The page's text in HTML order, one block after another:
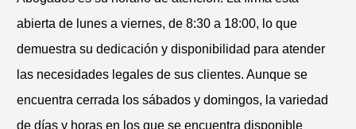
abierta de lunes a viernes, de 8:30 a 18:00, lo que
demuestra su dedicación y disponibilidad para atender
las necesidades legales de sus clientes. Aunque se
encuentra cerrada los sábados y domingos, la variedad
de días y horas en los que se encuentra disponible